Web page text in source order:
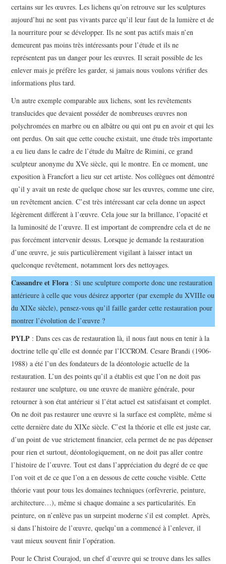
certains sur les œuvres. Les lichens qu’on retrouve sur les sculptures
aujourd’hui ne sont pas vivants parce qu’il leur faut de la lumière et de
la nourriture pour se développer. Ils ne sont pas actifs mais n’en
demeurent pas moins très intéressants pour l’étude et ils ne
représentent pas un danger pour les œuvres. Il serait possible de les
enlever mais je préfère les garder, si jamais nous voulons vérifier des
informations plus tard.
Un autre exemple comparable aux lichens, sont les revêtements
translucides que devaient posséder de nombreuses œuvres non
polychromées en marbre ou en albâtre ou qui ont pu en avoir et qui les
ont perdus. On sait que cette couche existait, une étude très importante
a eu lieu dans le cadre de l’étude du Maître de Rimini, ce grand
sculpteur anonyme du XVe siècle, qui le montre. En ce moment, une
exposition à Francfort a lieu sur cet artiste. Nos collègues ont démontré
qu’il y avait un reste de quelque chose sur les œuvres, comme une cire,
un revêtement ancien. C’est très intéressant car cela donne un aspect
légèrement différent à l’œuvre. Cela joue sur la brillance, l’opacité et
la luminosité de l’œuvre. Il est important de comprendre cela et de ne
pas forcément intervenir dessus. Lorsque je demande la restauration
d’une œuvre, je suis particulièrement vigilant à laisser intact un
quelconque revêtement, notamment lors des nettoyages.
Cassandre et Flora : Si une sculpture comporte donc une restauration
antérieure à celle que vous désirez apporter (par exemple du XVIIIe ou
du XIXe siècle), pensez-vous qu’il faille garder cette restauration pour
montrer l’évolution de l’œuvre ?
PYLP : Dans ces cas de restauration là, il nous faut nous en tenir à la
doctrine telle qu’elle est donnée par l’ICCROM. Cesare Brandi (1906-
1988) a été l’un des fondateurs de la déontologie actuelle de la
restauration. L’un des points qu’il a établis est que l’on ne doit pas
restaurer une sculpture, ou une œuvre de manière générale, pour
retourner à son état antérieur si l’état actuel est satisfaisant et complet.
On ne doit pas restaurer une œuvre si la surface est complète, même si
cette dernière date du XIXe siècle. C’est la théorie et elle est juste car,
d’un point de vue strictement financier, cela permet de ne pas dépenser
pour rien et surtout, déontologiquement, on ne doit pas aller contre
l’histoire de l’œuvre. Tout est dans l’appréciation du degré de ce que
l’on voit et de ce que l’on a en dessous de cette couche visible. Cette
théorie vaut pour tous les domaines techniques (orfèvrerie, peinture,
architecture…), même si chaque domaine a ses particularités. En
peinture, on n’enlève pas un surpeint moderne s’il est complet. Après,
si dans l’histoire de l’œuvre, quelqu’un a commencé à l’enlever, il
vaut mieux souvent finir l’opération.
Pour le Christ Courajod, un chef d’œuvre qui se trouve dans les salles